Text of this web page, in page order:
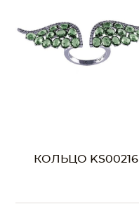
КОЛЬЦО KS00216